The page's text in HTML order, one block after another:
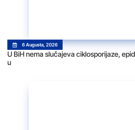
6 Augusta, 2026
U BiH nema slučajeva ciklosporijaze,
u